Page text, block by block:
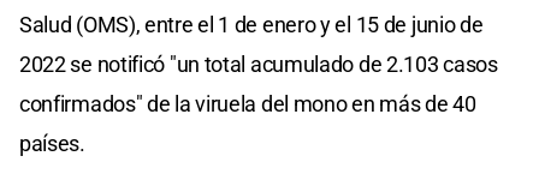
Salud (OMS), entre el 1 de enero y el 15 de junio de
2022 se notificó "un total acumulado de 2.103 casos
confirmados" de la viruela del mono en más de 40
países.